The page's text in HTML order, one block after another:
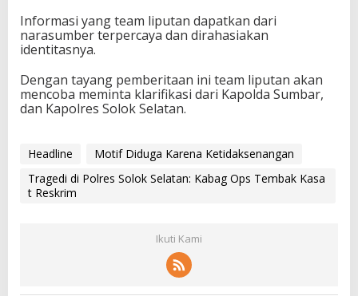
Informasi yang team liputan dapatkan dari
narasumber terpercaya dan dirahasiakan
identitasnya.
Dengan tayang pemberitaan ini team liputan akan
mencoba meminta klarifikasi dari Kapolda Sumbar,
dan Kapolres Solok Selatan.
Headline
Motif Diduga Karena Ketidaksenangan
Tragedi di Polres Solok Selatan: Kabag Ops Tembak Kasa
t Reskrim
Ikuti Kami